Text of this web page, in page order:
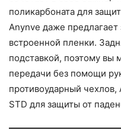
поликарбоната для
Anynve даже
встроенной пленки.
подставкой, поэтому
передачи без помощи
противоударный
STD для защиты от